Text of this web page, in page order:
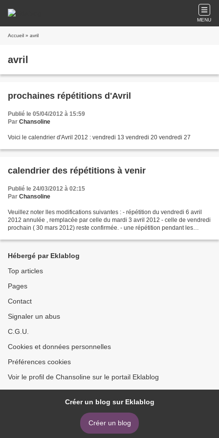
MENU
Accueil » avril
avril
prochaines répétitions d'Avril
Publié le 05/04/2012 à 15:59
Par Chansoline
Voici le calendrier d'Avril 2012 : vendredi 13 vendredi 20 vendredi 27
calendrier des répétitions à venir
Publié le 24/03/2012 à 02:15
Par Chansoline
Veuillez noter lles modifications suivantes : - répétition du vendredi 6 avril
2012 annulée , remplacée par celle du mardi 3 avril 2012 - celle de vendredi
prochain ( 30 mars 2012) reste confirmée. - une répétition pendant les
Hébergé par Eklablog
Top articles
Pages
Contact
Signaler un abus
C.G.U.
Cookies et données personnelles
Préférences cookies
Voir le profil de Chansoline sur le portail Eklablog
Créer un blog sur Eklablog
Créer un blog